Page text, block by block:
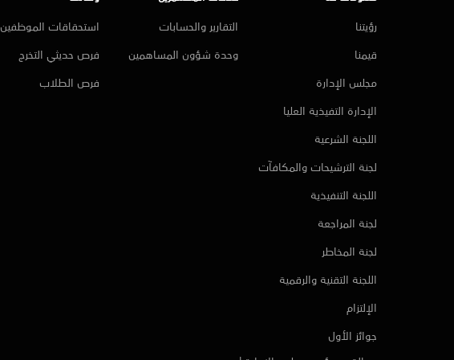
رؤيتنا
قيمنا
مجلس الإدارة
الإدارة التفيذية العليا
اللجنة الشرعية
لجنة الترشيحات والمكافآت
اللجنة التنفيذية
لجنة المراجعة
لجنة المخاطر
اللجنة التقنية والرقمية
الإلتزام
جوائز الأول
التقارير والحسابات
وحدة شؤون المساهمين
استحقاقات الموظفين
فرص حديثي التخرج
فرص الطلاب